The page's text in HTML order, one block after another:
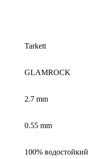
Tarkett
GLAMROCK
2.7 mm
0.55 mm
100% водостойкий